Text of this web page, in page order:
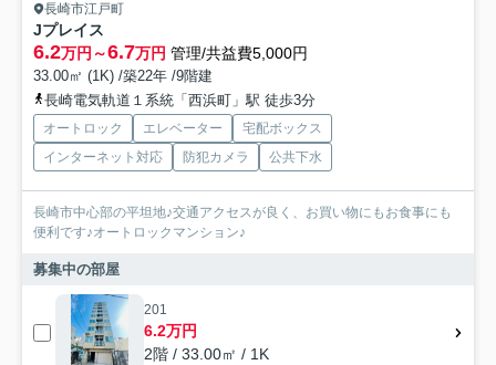
長崎市江戸町
Jプレイス
6.2万円～6.7万円 管理/共益費5,000円
33.00㎡ (1K) /築22年 /9階建
長崎電気軌道１系統「西浜町」駅 徒歩3分
オートロック エレベーター
宅配ボックス
インターネット対応
防犯カメラ 公共下水
長崎市中心部の平坦地♪交通アクセスが良く、お買い物にもお食事にも
便利です♪オートロックマンション♪
募集中の部屋
201
6.2万円
2階 / 33.00㎡ / 1K